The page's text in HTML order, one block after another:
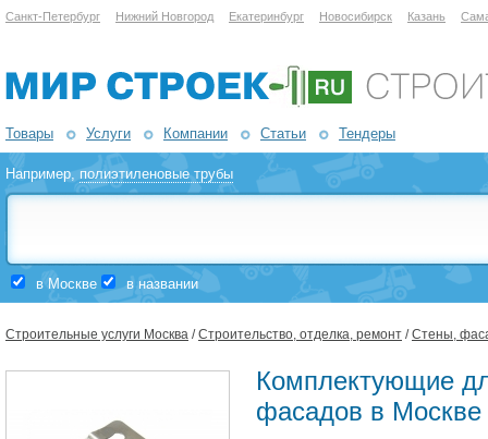
Санкт-Петербург Нижний Новгород Екатеринбург Новосибирск Казань
Товары Услуги Компании Статьи Тендеры
Например,полиэтиленовые трубы
в Москве в названии
Строительные услуги Москва /Строительство, отделка, ремонт /Стены,
Комплектующие
фасадов в Москве